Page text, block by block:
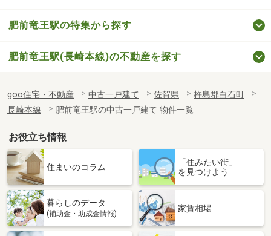
肥前竜王駅の特集から探す
肥前竜王駅(長崎本線)の不動産を探す
goo住宅・不動産 中古一戸建て 佐賀県
杵島郡白石町
長崎本線
肥前竜王駅の中古一戸建て 物件一覧
お役立ち情報
住まいのコラム
「住みたい街」
を見つけよう
暮らしのデータ
(補助金・助成金情報)
家賃相場